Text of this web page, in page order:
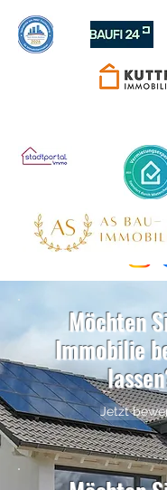
Möchten
Immobilie
Jetzt